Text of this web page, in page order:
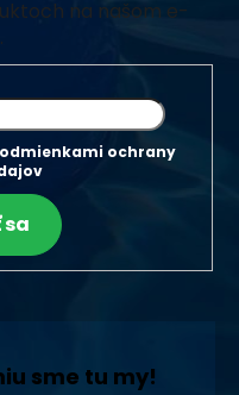
na našom e-
ochrany
sme tu my!